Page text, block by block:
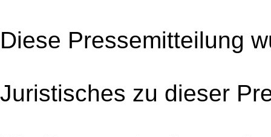
Diese Pressemitteilung
Juristisches zu dieser